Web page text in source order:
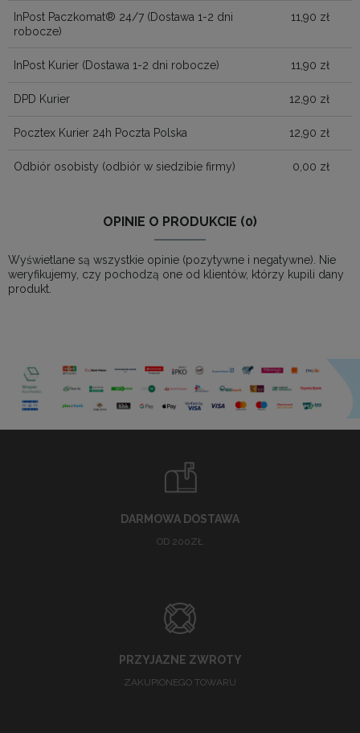
InPost Paczkomat® 24/7 (Dostawa 1-2 dni
robocze)
11,90 zł
InPost Kurier (Dostawa 1-2 dni robocze) 11,90 zł
DPD Kurier 12,90 zł
Pocztex Kurier 24h Poczta Polska 12,90 zł
Odbiór osobisty (odbiór w siedzibie firmy) 0,00 zł
OPINIE O PRODUKCIE (0)
Wyświetlane są wszystkie opinie (pozytywne i negatywne). Nie
weryfikujemy, czy pochodzą one od klientów, którzy kupili dany
produkt.
DARMOWA DOSTAWA
OD 200ZŁ
PRZYJAZNE ZWROTY
ZAKUPIONEGO TOWARU